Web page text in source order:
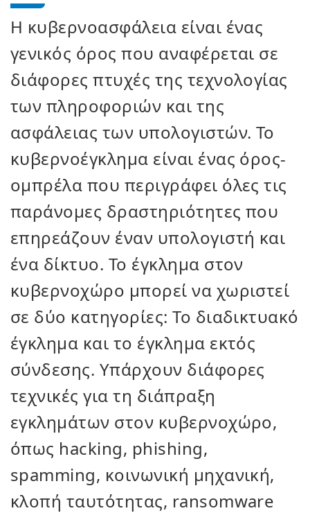
Η κυβερνοασφάλεια είναι ένας
γενικός όρος που αναφέρεται σε
διάφορες πτυχές της τεχνολογίας
των πληροφοριών και της
ασφάλειας των υπολογιστών. Το
κυβερνοέγκλημα είναι ένας όρος-
ομπρέλα που περιγράφει όλες τις
παράνομες δραστηριότητες που
επηρεάζουν έναν υπολογιστή και
ένα δίκτυο. Το έγκλημα στον
κυβερνοχώρο μπορεί να χωριστεί
σε δύο κατηγορίες: Το διαδικτυακό
έγκλημα και το έγκλημα εκτός
σύνδεσης. Υπάρχουν διάφορες
τεχνικές για τη διάπραξη
εγκλημάτων στον κυβερνοχώρο,
όπως hacking, phishing,
spamming, κοινωνική μηχανική,
κλοπή ταυτότητας, ransomware